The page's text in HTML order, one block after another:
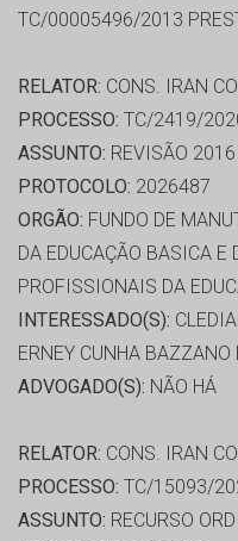
TC/00005496/2013
RELATOR: CONS. IRAN
PROCESSO: TC/2419/
ASSUNTO: REVISÃO 2016
PROTOCOLO: 2026487
ORGÃO: FUNDO DE
DA EDUCAÇÃO BASICA E
PROFISSIONAIS DA
INTERESSADO(S):
ERNEY CUNHA BAZZANO
ADVOGADO(S): NÃO HÁ
RELATOR: CONS. IRAN
PROCESSO: TC/15093/
ASSUNTO: RECURSO